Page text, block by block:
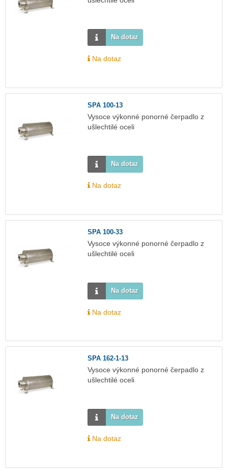
Na dotaz
Na dotaz
SPA 100-13
Vysoce výkonné ponorné čerpadlo z
ušlechtilé oceli
Na dotaz
Na dotaz
SPA 100-33
Vysoce výkonné ponorné čerpadlo z
ušlechtilé oceli
Na dotaz
Na dotaz
SPA 162-1-13
Vysoce výkonné ponorné čerpadlo z
ušlechtilé oceli
Na dotaz
Na dotaz